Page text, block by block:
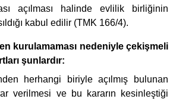
açılması halinde evlilik birliğinin
kabul edilir (TMK 166/4).
kurulamaması nedeniyle çekişmeli
şunlardır:
herhangi biriyle açılmış bulunan
verilmesi ve bu kararın kesinleştiği